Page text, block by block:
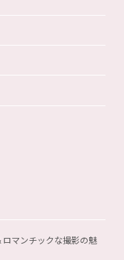
マンチックな撮影の魅